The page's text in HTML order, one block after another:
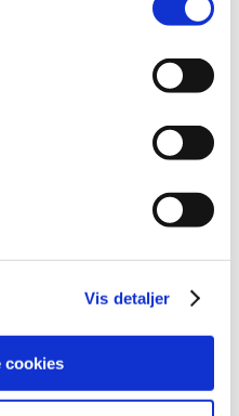
Vis detaljer
cookies